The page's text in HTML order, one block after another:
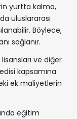
yurtta kalma,
uluslararası
Böylece,
sağlanır.
lisansları ve diğer
kapsamına
ek maliyetlerin
eğitim